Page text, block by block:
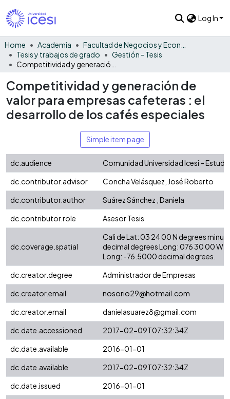
Log In
Home Academia
Tesis y trabajos de grado
Gestión - Tesis
Competitividad y generación de
valor para empresas cafeteras : el
desarrollo de los cafés especiales
Simple item page
dc.audience
Comunidad Universidad Icesi –
dc.contributor.advisor
Concha Velásquez, José Roberto
dc.contributor.author
Suárez Sánchez , Daniela
dc.contributor.role
Asesor Tesis
dc.coverage.spatial
Cali de Lat: 03 24 00 N degrees
decimal degrees Long: 076 30 00 W
Long: -76.5000 decimal degrees.
dc.creator.degree
Administrador de Empresas
dc.creator.email
nosorio29@hotmail.com
dc.creator.email
danielasuarez8@gmail.com
dc.date.accessioned
2017-02-09T07:32:34Z
dc.date.available
2016-01-01
dc.date.available
2017-02-09T07:32:34Z
dc.date.issued
2016-01-01